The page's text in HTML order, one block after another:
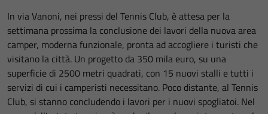
In via Vanoni, nei pressi del Tennis Club, è attesa per la
settimana prossima la conclusione dei lavori della nuova area
camper, moderna funzionale, pronta ad accogliere i turisti che
visitano la città. Un progetto da 350 mila euro, su una
superficie di 2500 metri quadrati, con 15 nuovi stalli e tutti i
servizi di cui i camperisti necessitano. Poco distante, al Tennis
Club, si stanno concludendo i lavori per i nuovi spogliatoi. Nel